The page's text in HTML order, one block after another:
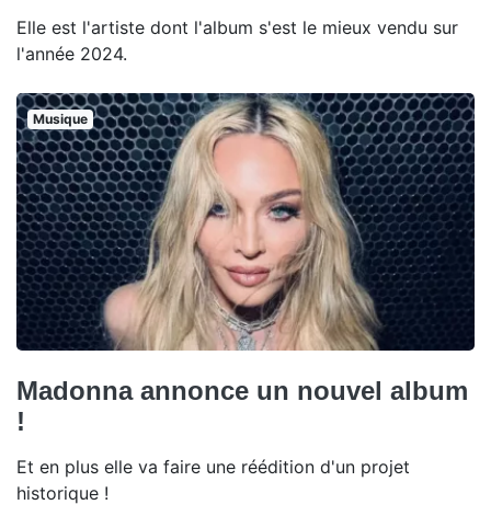
Elle est l'artiste dont l'album s'est le mieux vendu sur
l'année 2024.
Musique
Madonna annonce un nouvel album
!
Et en plus elle va faire une réédition d'un projet
historique !